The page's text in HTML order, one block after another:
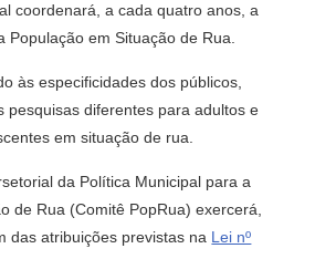
coordenará, a cada quatro anos, a
População em Situação de Rua.
às especificidades dos públicos,
pesquisas diferentes para adultos e
em situação de rua.
da Política Municipal para a
de Rua (Comitê PopRua) exercerá,
das atribuições previstas na Lei nº